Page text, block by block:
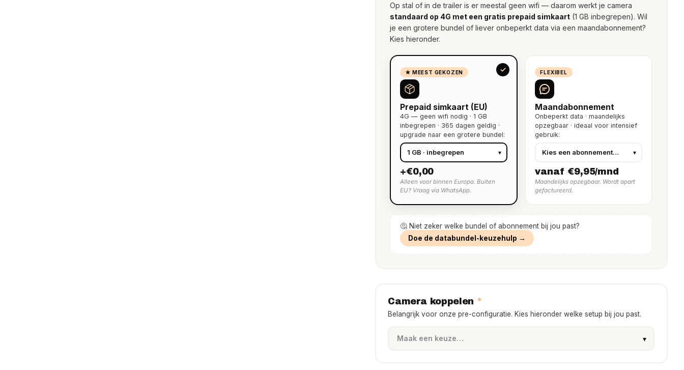
Op stal of in de trailer is er meestal geen wifi — daarom werkt je camera
standaard op 4G met een gratis prepaid simkaart (1 GB inbegrepen). Wil
je een grotere bundel of liever onbeperkt data via een maandabonnement?
Kies hieronder.
★ MEEST GEKOZEN
Prepaid simkaart (EU)
4G — geen wifi nodig · 1 GB
inbegrepen · 365 dagen geldig ·
upgrade naar een grotere bundel:
+€0,00
Alleen voor binnen Europa. Buiten
EU? Vraag via WhatsApp.
FLEXIBEL
Maandabonnement
Onbeperkt data · maandelijks
opzegbaar · ideaal voor intensief
gebruik:
vanaf €9,95/mnd
Maandelijks opzegbaar. Wordt apart
gefactureerd.
🤔 Niet zeker welke bundel of abonnement bij jou past?
Doe de databundel-keuzehulp →
Camera koppelen *
Belangrijk voor onze pre-configuratie. Kies hieronder welke setup bij jou past.